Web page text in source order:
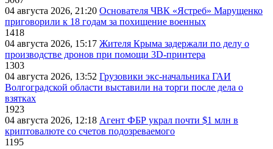
04 августа 2026, 21:20 Основателя ЧВК «Ястреб» Марущенко
приговорили к 18 годам за похищение военных
1418
04 августа 2026, 15:17 Жителя Крыма задержали по делу о
производстве дронов при помощи 3D‑принтера
1303
04 августа 2026, 13:52 Грузовики экс-начальника ГАИ
Волгоградской области выставили на торги после дела о
взятках
1923
04 августа 2026, 12:18 Агент ФБР украл почти $1 млн в
криптовалюте со счетов подозреваемого
1195